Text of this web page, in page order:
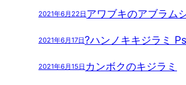
2021年6月22日 アワブキのアブラム
2021年6月17日?ハンノキキジラミ
2021年6月15日 カンボクのキジラミ